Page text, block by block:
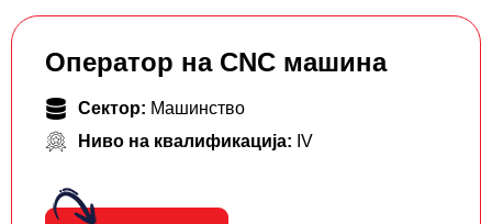
Оператор на CNC машина
Сектор: Машинство
Ниво на квалификација: IV